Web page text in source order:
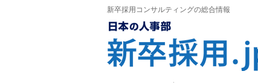
新卒採用コンサルティングの総合情報